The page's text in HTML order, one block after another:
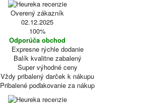
Overený zákazník
02.12.2025
100%
Odporúča obchod
Expresne rýchle dodanie
Balík kvalitne zabalený
Super výhodné ceny
Vždy pribalený darček k nákupu
Pribalené poďakovanie za nákup